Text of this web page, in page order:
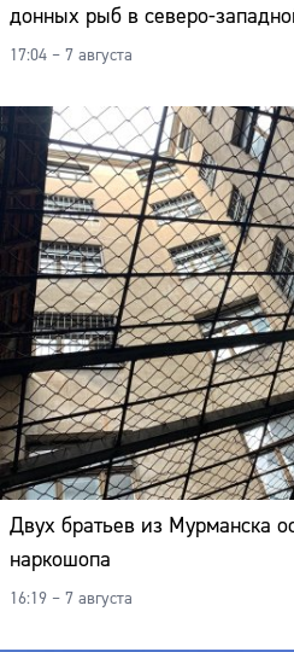
донных рыб в северо-
17:04 – 7 августа
Двух братьев из Мурманска
наркошопа
16:19 – 7 августа